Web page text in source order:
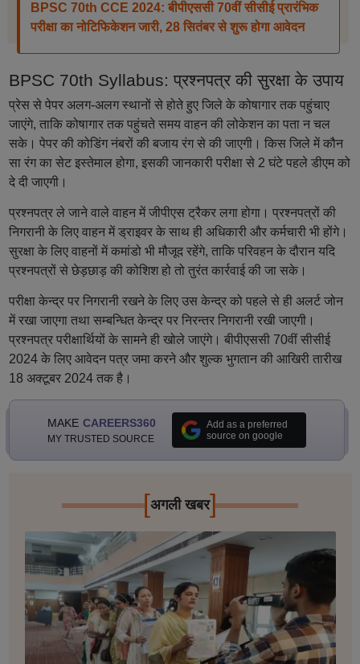
BPSC 70th CCE 2024: बीपीएससी 70वीं सीसीई प्रारंभिक
परीक्षा का नोटिफिकेशन जारी, 28 सितंबर से शुरू होगा आवेदन
BPSC 70th Syllabus: प्रश्नपत्र की सुरक्षा के उपाय
प्रेस से पेपर अलग-अलग स्थानों से होते हुए जिले के कोषागार तक पहुंचाए
जाएंगे, ताकि कोषागार तक पहुंचते समय वाहन की लोकेशन का पता न चल
सके। पेपर की कोडिंग नंबरों की बजाय रंग से की जाएगी। किस जिले में कौन
सा रंग का सेट इस्तेमाल होगा, इसकी जानकारी परीक्षा से 2 घंटे पहले डीएम को
दे दी जाएगी।
प्रश्नपत्र ले जाने वाले वाहन में जीपीएस ट्रैकर लगा होगा। प्रश्नपत्रों की
निगरानी के लिए वाहन में ड्राइवर के साथ ही अधिकारी और कर्मचारी भी होंगे।
सुरक्षा के लिए वाहनों में कमांडो भी मौजूद रहेंगे, ताकि परिवहन के दौरान यदि
प्रश्नपत्रों से छेड़छाड़ की कोशिश हो तो तुरंत कार्रवाई की जा सके।
परीक्षा केन्द्र पर निगरानी रखने के लिए उस केन्द्र को पहले से ही अलर्ट जोन
में रखा जाएगा तथा सम्बन्धित केन्द्र पर निरन्तर निगरानी रखी जाएगी।
प्रश्नपत्र परीक्षार्थियों के सामने ही खोले जाएंगे। बीपीएससी 70वीं सीसीई
2024 के लिए आवेदन पत्र जमा करने और शुल्क भुगतान की आखिरी तारीख
18 अक्टूबर 2024 तक है।
MAKE CAREERS360
MY TRUSTED SOURCE
Add as a preferred
source on google
[अगली खबर]